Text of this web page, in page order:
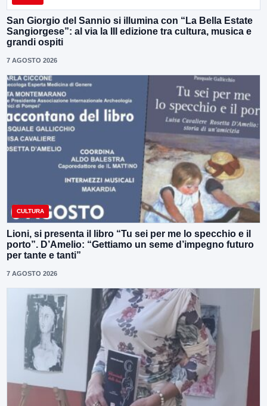
San Giorgio del Sannio si illumina con “La Bella Estate
Sangiorgese”: al via la III edizione tra cultura, musica e
grandi ospiti
7 AGOSTO 2026
CULTURA
Lioni, si presenta il libro “Tu sei per me lo specchio e il
porto”. D’Amelio: “Gettiamo un seme d’impegno futuro
per tante e tanti”
7 AGOSTO 2026